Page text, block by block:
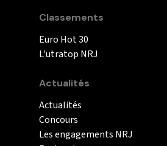
Classements
Euro Hot 30
L'utratop NRJ
Actualités
Actualités
Concours
Les engagements NRJ